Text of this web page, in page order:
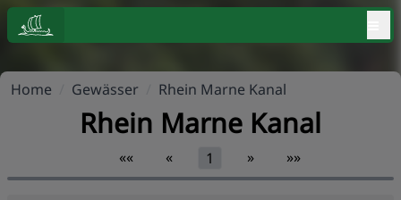
Home Gewässer Rhein Marne Kanal
Rhein Marne Kanal
«« « 1 » »»